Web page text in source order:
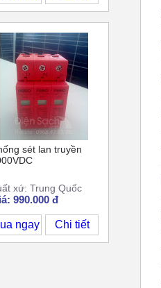
sét lan truyền
xứ: Trung Quốc
990.000 đ
ngay Chi tiết